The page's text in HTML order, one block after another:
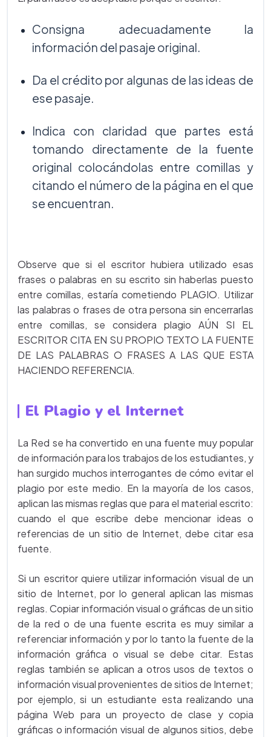
Consigna adecuadamente la
información del pasaje original.
Da el crédito por algunas de las ideas de
ese pasaje.
Indica con claridad que partes está
tomando directamente de la fuente
original colocándolas entre comillas y
citando el número de la página en el que
se encuentran.
Observe que si el escritor hubiera utilizado esas
frases o palabras en su escrito sin haberlas puesto
entre comillas, estaría cometiendo PLAGIO. Utilizar
las palabras o frases de otra persona sin encerrarlas
entre comillas, se considera plagio AÚN SI EL
ESCRITOR CITA EN SU PROPIO TEXTO LA FUENTE
DE LAS PALABRAS O FRASES A LAS QUE ESTA
HACIENDO REFERENCIA.
El Plagio y el Internet
La Red se ha convertido en una fuente muy popular
de información para los trabajos de los estudiantes, y
han surgido muchos interrogantes de cómo evitar el
plagio por este medio. En la mayoría de los casos,
aplican las mismas reglas que para el material escrito:
cuando el que escribe debe mencionar ideas o
referencias de un sitio de Internet, debe citar esa
fuente.
Si un escritor quiere utilizar información visual de un
sitio de Internet, por lo general aplican las mismas
reglas. Copiar información visual o gráficas de un sitio
de la red o de una fuente escrita es muy similar a
referenciar información y por lo tanto la fuente de la
información gráfica o visual se debe citar. Estas
reglas también se aplican a otros usos de textos o
información visual provenientes de sitios de Internet;
por ejemplo, si un estudiante esta realizando una
página Web para un proyecto de clase y copia
gráficas o información visual de algunos sitios, debe